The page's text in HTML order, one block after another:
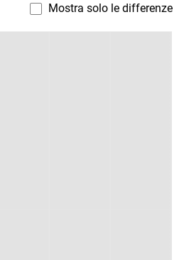
Mostra solo le differenze